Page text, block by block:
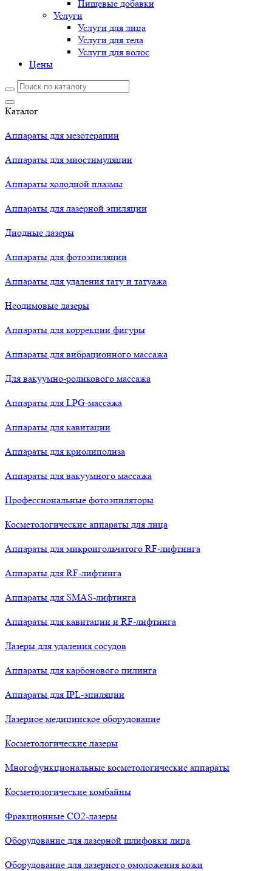
Пищевые добавки
Услуги
Услуги для лица
Услуги для тела
Услуги для волос
Цены
Каталог
Аппараты для мезотерапии
Аппараты для миостимуляции
Аппараты холодной плазмы
Аппараты для лазерной эпиляции
Диодные лазеры
Аппараты для фотоэпиляции
Аппараты для удаления тату и татуажа
Неодимовые лазеры
Аппараты для коррекции фигуры
Аппараты для вибрационного массажа
Для вакуумно-роликового массажа
Аппараты для LPG-массажа
Аппараты для кавитации
Аппараты для криолиполиза
Аппараты для вакуумного массажа
Профессиональные фотоэпиляторы
Косметологические аппараты для лица
Аппараты для микроигольчатого RF-лифтинга
Аппараты для RF-лифтинга
Аппараты для SMAS-лифтинга
Аппараты для кавитации и RF-лифтинга
Лазеры для удаления сосудов
Аппараты для карбонового пилинга
Аппараты для IPL-эпиляции
Лазерное медицинское оборудование
Косметологические лазеры
Многофункциональные косметологические аппараты
Косметологические комбайны
Фракционные СО2-лазеры
Оборудование для лазерной шлифовки лица
Оборудование для лазерного омоложения кожи